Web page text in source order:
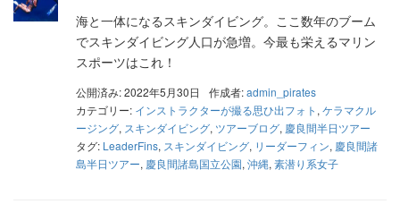
海と一体になるスキンダイビング。ここ数年のブーム
でスキンダイビング人口が急増。今最も栄えるマリン
スポーツはこれ！
公開済み: 2022年5月30日 作成者:admin_pirates
カテゴリー: インストラクターが撮る思ひ出フォト , ケラマクル
ージング, スキンダイビング, ツアーブログ, 慶良間半日ツアー
タグ: LeaderFins, スキンダイビング, リーダーフィン, 慶良間諸
島半日ツアー, 慶良間諸島国立公園, 沖縄, 素潜り系女子